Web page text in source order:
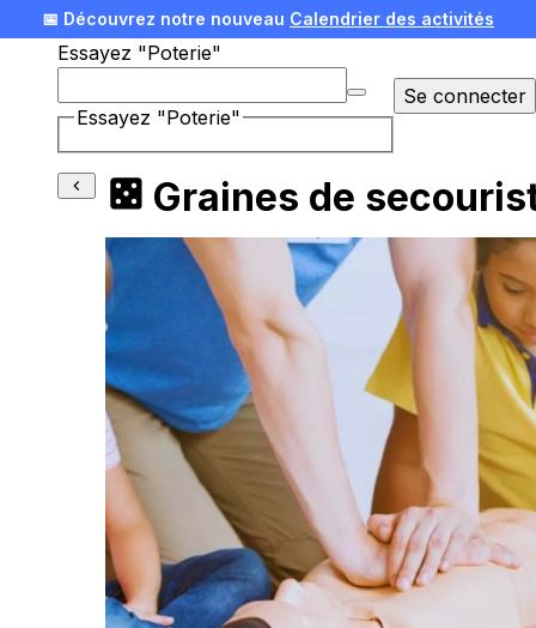
📅 Découvrez notre nouveau Calendrier des activités
🎄 Offrez une expérience pour Noël !
Essayez "Poterie"
Essayez "Poterie"
Se connecter
Graines de